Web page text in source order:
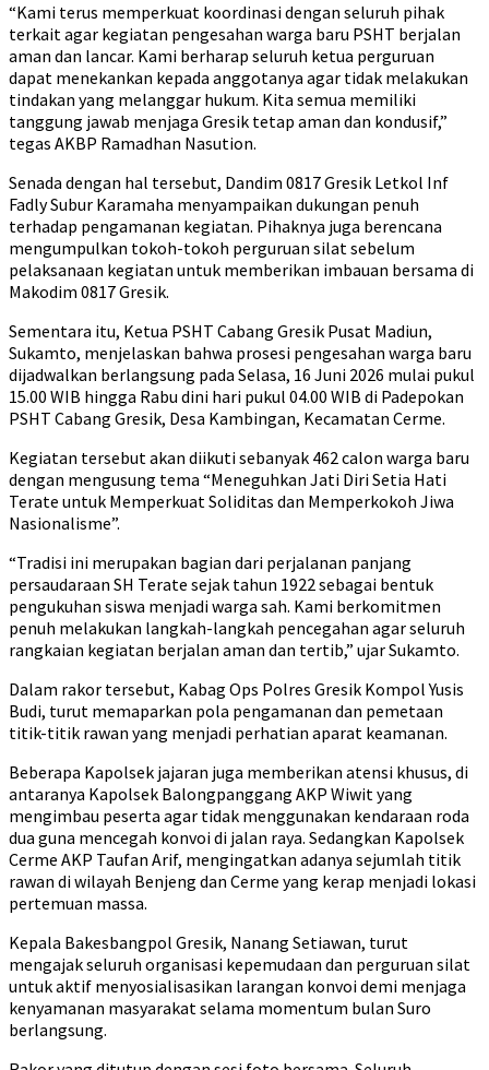
“Kami terus memperkuat koordinasi dengan seluruh pihak
terkait agar kegiatan pengesahan warga baru PSHT berjalan
aman dan lancar. Kami berharap seluruh ketua perguruan
dapat menekankan kepada anggotanya agar tidak melakukan
tindakan yang melanggar hukum. Kita semua memiliki
tanggung jawab menjaga Gresik tetap aman dan kondusif,”
tegas AKBP Ramadhan Nasution.
Senada dengan hal tersebut, Dandim 0817 Gresik Letkol Inf
Fadly Subur Karamaha menyampaikan dukungan penuh
terhadap pengamanan kegiatan. Pihaknya juga berencana
mengumpulkan tokoh-tokoh perguruan silat sebelum
pelaksanaan kegiatan untuk memberikan imbauan bersama di
Makodim 0817 Gresik.
Sementara itu, Ketua PSHT Cabang Gresik Pusat Madiun,
Sukamto, menjelaskan bahwa prosesi pengesahan warga baru
dijadwalkan berlangsung pada Selasa, 16 Juni 2026 mulai pukul
15.00 WIB hingga Rabu dini hari pukul 04.00 WIB di Padepokan
PSHT Cabang Gresik, Desa Kambingan, Kecamatan Cerme.
Kegiatan tersebut akan diikuti sebanyak 462 calon warga baru
dengan mengusung tema “Meneguhkan Jati Diri Setia Hati
Terate untuk Memperkuat Soliditas dan Memperkokoh Jiwa
Nasionalisme”.
“Tradisi ini merupakan bagian dari perjalanan panjang
persaudaraan SH Terate sejak tahun 1922 sebagai bentuk
pengukuhan siswa menjadi warga sah. Kami berkomitmen
penuh melakukan langkah-langkah pencegahan agar seluruh
rangkaian kegiatan berjalan aman dan tertib,” ujar Sukamto.
Dalam rakor tersebut, Kabag Ops Polres Gresik Kompol Yusis
Budi, turut memaparkan pola pengamanan dan pemetaan
titik-titik rawan yang menjadi perhatian aparat keamanan.
Beberapa Kapolsek jajaran juga memberikan atensi khusus, di
antaranya Kapolsek Balongpanggang AKP Wiwit yang
mengimbau peserta agar tidak menggunakan kendaraan roda
dua guna mencegah konvoi di jalan raya. Sedangkan Kapolsek
Cerme AKP Taufan Arif, mengingatkan adanya sejumlah titik
rawan di wilayah Benjeng dan Cerme yang kerap menjadi lokasi
pertemuan massa.
Kepala Bakesbangpol Gresik, Nanang Setiawan, turut
mengajak seluruh organisasi kepemudaan dan perguruan silat
untuk aktif menyosialisasikan larangan konvoi demi menjaga
kenyamanan masyarakat selama momentum bulan Suro
berlangsung.